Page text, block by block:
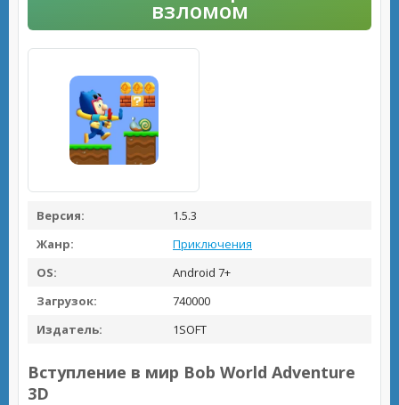
взломом
Версия:
1.5.3
Жанр:
Приключения
OS:
Android 7+
Загрузок:
740000
Издатель:
1SOFT
Вступление в мир Bob World Adventure
3D